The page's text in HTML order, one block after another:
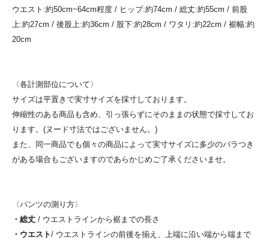
ウエスト:約50cm~64cm程度 / ヒップ:約74cm / 総丈:約55cm / 前股
上:約27cm / 後股上:約36cm / 股下:約28cm / ワタリ:約22cm / 裾幅:約
20cm
〈各計測部位について〉
サイズは平置きで実寸サイズを採寸しております。
伸縮性のある商品も含め、引っ張らずにそのままの状態で採寸してお
ります。(ヌード寸法ではございません。)
また、同一商品でも個々の商品によって実寸サイズに多少のバラつき
がある場合もございますのであらかじめご了承くださいませ。
〈パンツの測り方〉
・総丈 / ウエストラインから裾までの長さ
・ウエスト/ ウエストラインの前後を揃え、上端に沿い端から端まで